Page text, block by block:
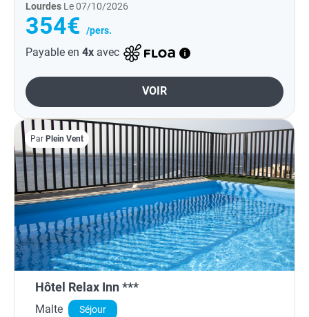
Lourdes Le 07/10/2026
354€ /pers.
Payable en 4x avec
VOIR
Par Plein Vent
Hôtel Relax Inn ***
Malte Séjour